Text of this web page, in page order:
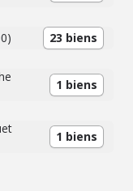
23 biens
1 biens
1 biens